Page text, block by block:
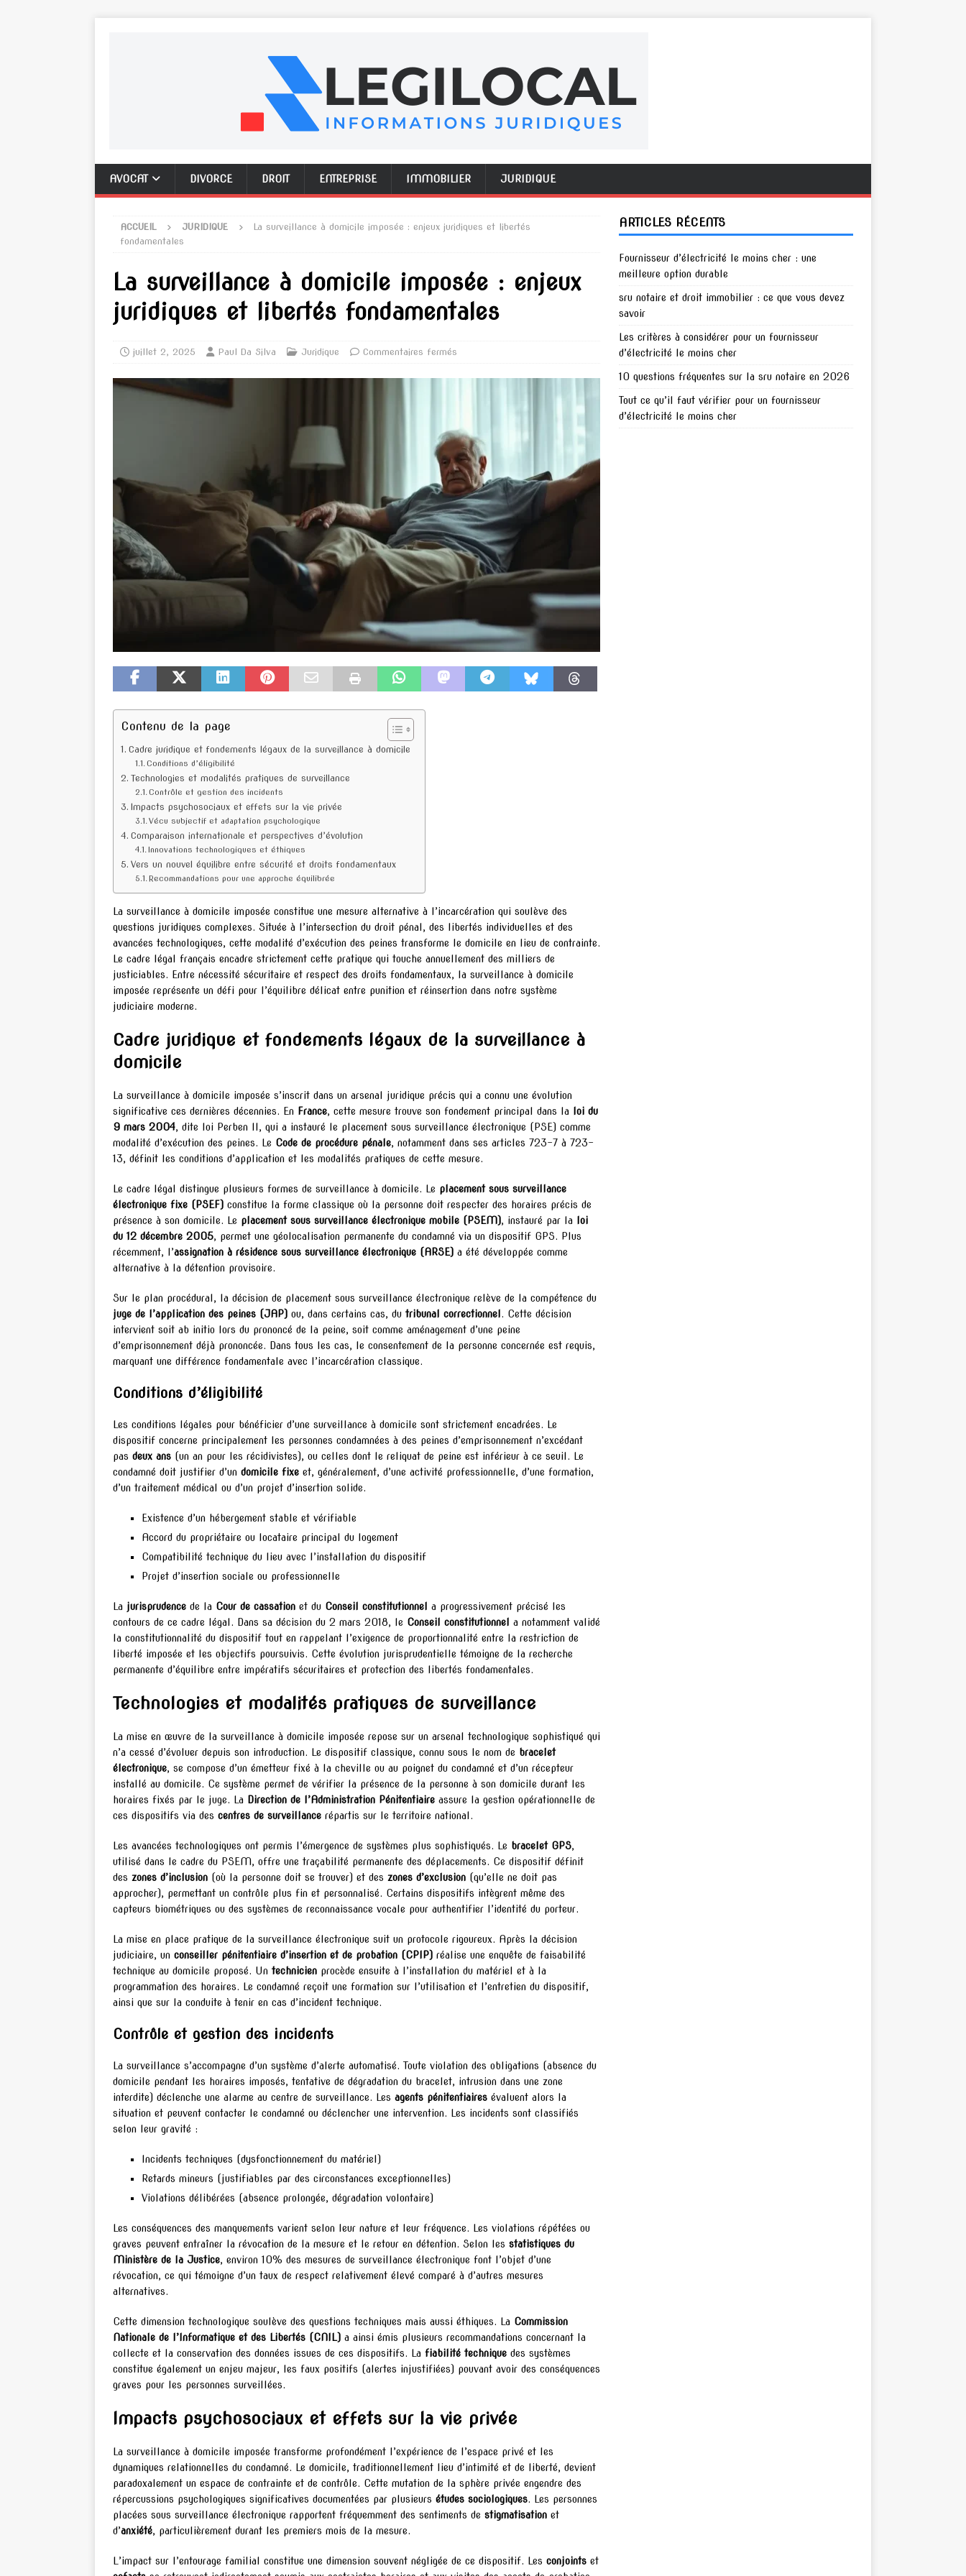
AVOCAT DIVORCE DROIT ENTREPRISE IMMOBILIER JURIDIQUE
ACCUEIL JURIDIQUE
La surveillance à domicile imposée : enjeux juridiques et libertés
fondamentales
La surveillance à domicile imposée : enjeux
juridiques et libertés fondamentales
juillet 2, 2025 Paul Da Silva Juridique Commentaires fermés
Contenu de la page
Cadre juridique et fondements légaux de la surveillance à domicile
Conditions d’éligibilité
Technologies et modalités pratiques de surveillance
Contrôle et gestion des incidents
Impacts psychosociaux et effets sur la vie privée
Vécu subjectif et adaptation psychologique
Comparaison internationale et perspectives d’évolution
Innovations technologiques et éthiques
Vers un nouvel équilibre entre sécurité et droits fondamentaux
Recommandations pour une approche équilibrée
La surveillance à domicile imposée constitue une mesure alternative à l’incarcération qui soulève des
questions juridiques complexes. Située à l’intersection du droit pénal, des libertés individuelles et des
avancées technologiques, cette modalité d’exécution des peines transforme le domicile en lieu de contrainte.
Le cadre légal français encadre strictement cette pratique qui touche annuellement des milliers de
justiciables. Entre nécessité sécuritaire et respect des droits fondamentaux, la surveillance à domicile
imposée représente un défi pour l’équilibre délicat entre punition et réinsertion dans notre système
judiciaire moderne.
Cadre juridique et fondements légaux de la surveillance à
domicile
La surveillance à domicile imposée s’inscrit dans un arsenal juridique précis qui a connu une évolution
significative ces dernières décennies. En France, cette mesure trouve son fondement principal dans la
loi du
9 mars 2004, dite loi Perben II, qui a instauré le placement sous surveillance électronique (PSE) comme
modalité d’exécution des peines. Le Code de procédure pénale, notamment dans ses articles 723-7 à 723-
13, définit les conditions d’application et les modalités pratiques de cette mesure.
Le cadre légal distingue plusieurs formes de surveillance à domicile. Le placement sous surveillance
électronique fixe (PSEF) constitue la forme classique où la personne doit respecter des horaires précis de
présence à son domicile. Le placement sous surveillance électronique mobile (PSEM), instauré par la
loi
du 12 décembre 2005, permet une géolocalisation permanente du condamné via un dispositif GPS. Plus
récemment, l’assignation à résidence sous surveillance électronique (ARSE) a été développée comme
alternative à la détention provisoire.
Sur le plan procédural, la décision de placement sous surveillance électronique relève de la compétence du
juge de l’application des peines (JAP) ou, dans certains cas, du tribunal correctionnel . Cette décision
intervient soit ab initio lors du prononcé de la peine, soit comme aménagement d’une peine
d’emprisonnement déjà prononcée. Dans tous les cas, le consentement de la personne concernée est requis,
marquant une différence fondamentale avec l’incarcération classique.
Conditions d’éligibilité
Les conditions légales pour bénéficier d’une surveillance à domicile sont strictement encadrées. Le
dispositif concerne principalement les personnes condamnées à des peines d’emprisonnement n’excédant
pas deux ans (un an pour les récidivistes), ou celles dont le reliquat de peine est inférieur à ce seuil. Le
condamné doit justifier d’un domicile fixe et, généralement, d’une activité professionnelle, d’une formation,
d’un traitement médical ou d’un projet d’insertion solide.
Existence d’un hébergement stable et vérifiable
Accord du propriétaire ou locataire principal du logement
Compatibilité technique du lieu avec l’installation du dispositif
Projet d’insertion sociale ou professionnelle
La jurisprudence de la Cour de cassation et du Conseil constitutionnel
a progressivement précisé les
contours de ce cadre légal. Dans sa décision du 2 mars 2018, le Conseil constitutionnel
a notamment validé
la constitutionnalité du dispositif tout en rappelant l’exigence de proportionnalité entre la restriction de
liberté imposée et les objectifs poursuivis. Cette évolution jurisprudentielle témoigne de la recherche
permanente d’équilibre entre impératifs sécuritaires et protection des libertés fondamentales.
Technologies et modalités pratiques de surveillance
La mise en œuvre de la surveillance à domicile imposée repose sur un arsenal technologique sophistiqué qui
n’a cessé d’évoluer depuis son introduction. Le dispositif classique, connu sous le nom de bracelet
électronique, se compose d’un émetteur fixé à la cheville ou au poignet du condamné et d’un récepteur
installé au domicile. Ce système permet de vérifier la présence de la personne à son domicile durant les
horaires fixés par le juge. La Direction de l’Administration Pénitentiaire assure la gestion opérationnelle de
ces dispositifs via des centres de surveillance répartis sur le territoire national.
Les avancées technologiques ont permis l’émergence de systèmes plus sophistiqués. Le bracelet GPS,
utilisé dans le cadre du PSEM, offre une traçabilité permanente des déplacements. Ce dispositif définit
des zones d’inclusion (où la personne doit se trouver) et des zones d’exclusion (qu’elle ne doit pas
approcher), permettant un contrôle plus fin et personnalisé. Certains dispositifs intègrent même des
capteurs biométriques ou des systèmes de reconnaissance vocale pour authentifier l’identité du porteur.
La mise en place pratique de la surveillance électronique suit un protocole rigoureux. Après la décision
judiciaire, un conseiller pénitentiaire d’insertion et de probation (CPIP) réalise une enquête de faisabilité
technique au domicile proposé. Un technicien procède ensuite à l’installation du matériel et à la
programmation des horaires. Le condamné reçoit une formation sur l’utilisation et l’entretien du dispositif,
ainsi que sur la conduite à tenir en cas d’incident technique.
Contrôle et gestion des incidents
La surveillance s’accompagne d’un système d’alerte automatisé. Toute violation des obligations (absence du
domicile pendant les horaires imposés, tentative de dégradation du bracelet, intrusion dans une zone
interdite) déclenche une alarme au centre de surveillance. Les agents pénitentiaires évaluent alors la
situation et peuvent contacter le condamné ou déclencher une intervention. Les incidents sont classifiés
selon leur gravité :
Incidents techniques (dysfonctionnement du matériel)
Retards mineurs (justifiables par des circonstances exceptionnelles)
Violations délibérées (absence prolongée, dégradation volontaire)
Les conséquences des manquements varient selon leur nature et leur fréquence. Les violations répétées ou
graves peuvent entraîner la révocation de la mesure et le retour en détention. Selon les statistiques du
Ministère de la Justice, environ 10% des mesures de surveillance électronique font l’objet d’une
révocation, ce qui témoigne d’un taux de respect relativement élevé comparé à d’autres mesures
alternatives.
Cette dimension technologique soulève des questions techniques mais aussi éthiques. La Commission
Nationale de l’Informatique et des Libertés (CNIL) a ainsi émis plusieurs recommandations concernant la
collecte et la conservation des données issues de ces dispositifs. La fiabilité technique des systèmes
constitue également un enjeu majeur, les faux positifs (alertes injustifiées) pouvant avoir des conséquences
graves pour les personnes surveillées.
Impacts psychosociaux et effets sur la vie privée
La surveillance à domicile imposée transforme profondément l’expérience de l’espace privé et les
dynamiques relationnelles du condamné. Le domicile, traditionnellement lieu d’intimité et de liberté, devient
paradoxalement un espace de contrainte et de contrôle. Cette mutation de la sphère privée engendre des
répercussions psychologiques significatives documentées par plusieurs études sociologiques. Les personnes
placées sous surveillance électronique rapportent fréquemment des sentiments de stigmatisation et
d’anxiété, particulièrement durant les premiers mois de la mesure.
L’impact sur l’entourage familial constitue une dimension souvent négligée de ce dispositif. Les conjoints et
ARTICLES RÉCENTS
Fournisseur d’électricité le moins cher : une
meilleure option durable
sru notaire et droit immobilier : ce que vous devez
savoir
Les critères à considérer pour un fournisseur
d’électricité le moins cher
10 questions fréquentes sur la sru notaire en 2026
Tout ce qu’il faut vérifier pour un fournisseur
d’électricité le moins cher